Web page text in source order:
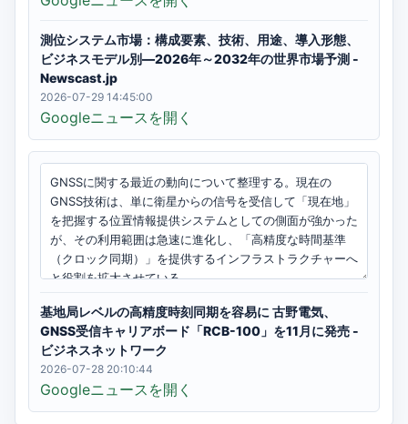
測位システム市場：構成要素、技術、用途、導入形態、
ビジネスモデル別―2026年～2032年の世界市場予測 -
Newscast.jp
2026-07-29 14:45:00
Googleニュースを開く
基地局レベルの高精度時刻同期を容易に 古野電気、
GNSS受信キャリアボード「RCB-100」を11月に発売 -
ビジネスネットワーク
2026-07-28 20:10:44
Googleニュースを開く